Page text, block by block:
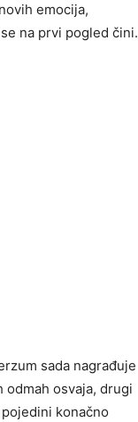
emocija,
na prvi pogled čini.
sada nagrađuje
osvaja, drugi
konačno